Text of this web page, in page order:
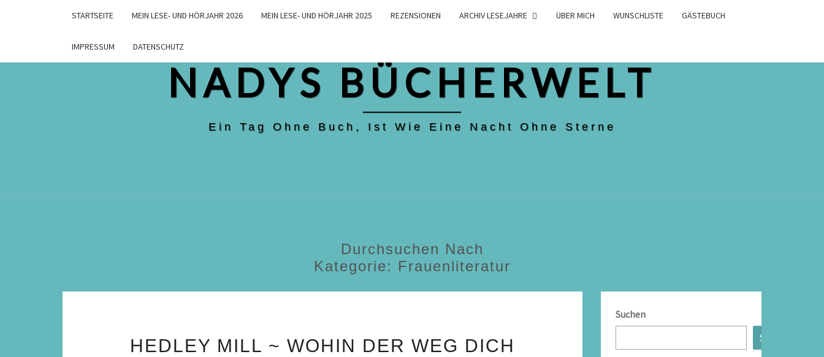
STARTSEITE MEIN LESE- UND HÖRJAHR 2026 MEIN LESE- UND HÖRJAHR 2025 REZENSIONEN ARCHIV LESEJAHRE ÜBER MICH WUNSCHLISTE GÄSTEBUCH
IMPRESSUM DATENSCHUTZ
NADYS BÜCHERWELT
Ein Tag Ohne Buch, Ist Wie Eine Nacht Ohne Sterne
Durchsuchen Nach
Kategorie: Frauenliteratur
MILL
HEDLEY MILL ~ WOHIN DER WEG DICH
Suchen
Suchen